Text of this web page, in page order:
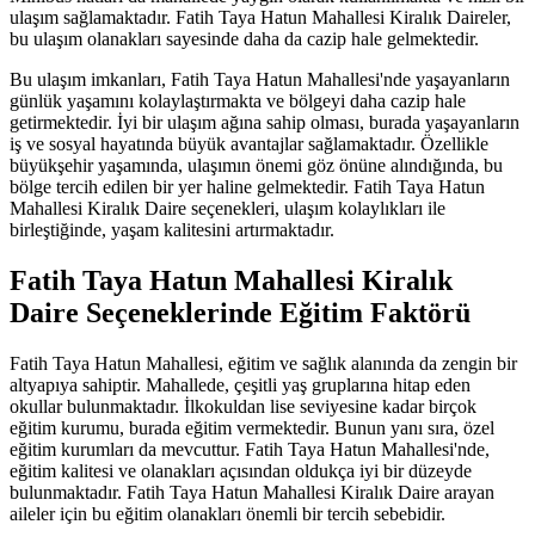
ulaşım sağlamaktadır. Fatih Taya Hatun Mahallesi Kiralık Daireler,
bu ulaşım olanakları sayesinde daha da cazip hale gelmektedir.
Bu ulaşım imkanları, Fatih Taya Hatun Mahallesi'nde yaşayanların
günlük yaşamını kolaylaştırmakta ve bölgeyi daha cazip hale
getirmektedir. İyi bir ulaşım ağına sahip olması, burada yaşayanların
iş ve sosyal hayatında büyük avantajlar sağlamaktadır. Özellikle
büyükşehir yaşamında, ulaşımın önemi göz önüne alındığında, bu
bölge tercih edilen bir yer haline gelmektedir. Fatih Taya Hatun
Mahallesi Kiralık Daire seçenekleri, ulaşım kolaylıkları ile
birleştiğinde, yaşam kalitesini artırmaktadır.
Fatih Taya Hatun Mahallesi Kiralık
Daire Seçeneklerinde Eğitim Faktörü
Fatih Taya Hatun Mahallesi, eğitim ve sağlık alanında da zengin bir
altyapıya sahiptir. Mahallede, çeşitli yaş gruplarına hitap eden
okullar bulunmaktadır. İlkokuldan lise seviyesine kadar birçok
eğitim kurumu, burada eğitim vermektedir. Bunun yanı sıra, özel
eğitim kurumları da mevcuttur. Fatih Taya Hatun Mahallesi'nde,
eğitim kalitesi ve olanakları açısından oldukça iyi bir düzeyde
bulunmaktadır. Fatih Taya Hatun Mahallesi Kiralık Daire arayan
aileler için bu eğitim olanakları önemli bir tercih sebebidir.